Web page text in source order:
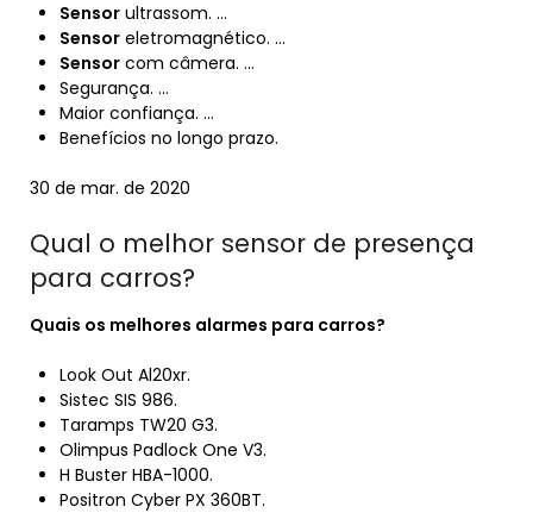
Sensor ultrassom. …
Sensor eletromagnético. …
Sensor com câmera. …
Segurança. …
Maior confiança. …
Benefícios no longo prazo.
30 de mar. de 2020
Qual o melhor sensor de presença
para carros?
Quais os melhores alarmes para carros?
Look Out Al20xr.
Sistec SIS 986.
Taramps TW20 G3.
Olimpus Padlock One V3.
H Buster HBA-1000.
Positron Cyber PX 360BT.